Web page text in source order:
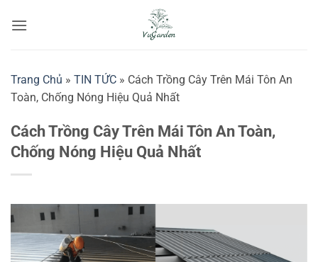
qua
Trang Chủ » TIN TỨC » Cách Trồng Cây Trên Mái Tôn An
Toàn, Chống Nóng Hiệu Quả Nhất
Cách Trồng Cây Trên Mái Tôn An Toàn,
Chống Nóng Hiệu Quả Nhất